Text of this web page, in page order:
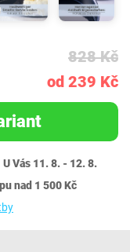
828 Kč
od 239 Kč
U Vás 11. 8. - 12. 8.
nad 1 500 Kč